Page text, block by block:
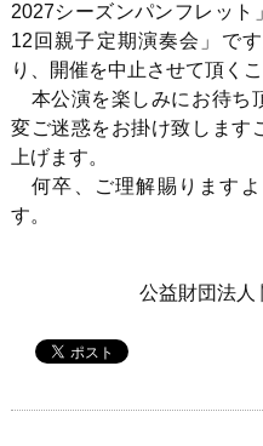
2027シーズンパンフレッ
12 回親子定期演奏会」で
り、開催を中止させて頂く
本公演を楽しみにお待ち
変ご迷惑をお掛け致します
上げます。
何卒、ご理解賜りますよ
す。
公益財団法人